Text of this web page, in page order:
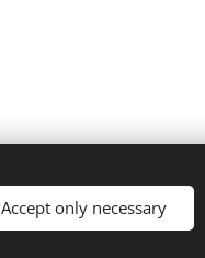
English
Nederlands
Accept only necessary